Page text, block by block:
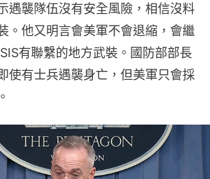
遇襲隊伍沒有安全風險，相信沒料
。他又明言會美軍不會退縮，會繼
有聯繫的地方武裝。國防部部長
使有士兵遇襲身亡，但美軍只會採